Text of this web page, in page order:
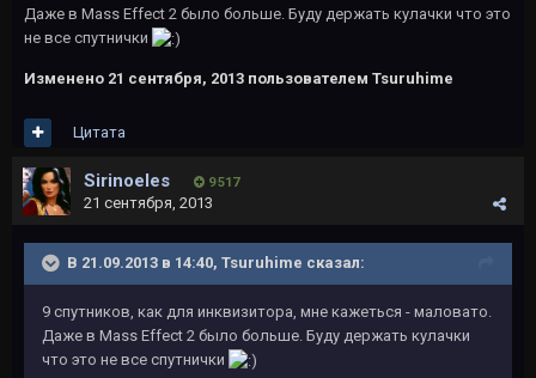
Даже в Mass Effect 2 было больше. Буду держать кулачки что это
не все спутнички
Изменено 21 сентября, 2013 пользователем Tsuruhime
Цитата
Sirinoeles 9 517
21 сентября, 2013
В 21.09.2013 в 14:40, Tsuruhime сказал:
9 спутников, как для инквизитора, мне кажеться - маловато.
Даже в Mass Effect 2 было больше. Буду держать кулачки
что это не все спутнички